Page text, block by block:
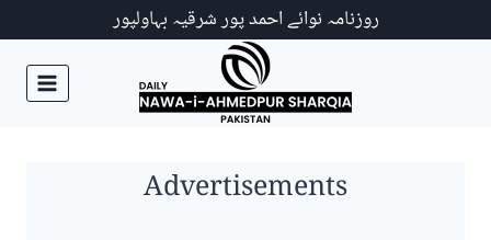
روزنامہ نوائے احمد پور شرقیہ بہاولپور
Advertisements